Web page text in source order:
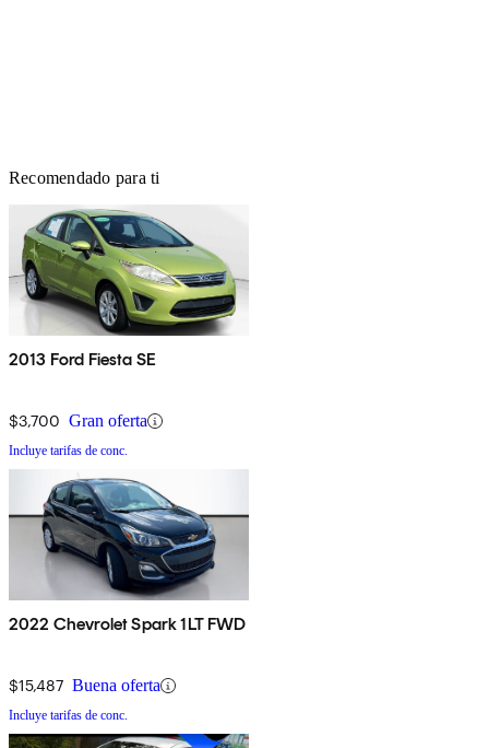
Recomendado para ti
2013 Ford Fiesta SE
$3,700 Gran oferta
Incluye tarifas de conc.
2022 Chevrolet Spark 1LT FWD
$15,487 Buena oferta
Incluye tarifas de conc.